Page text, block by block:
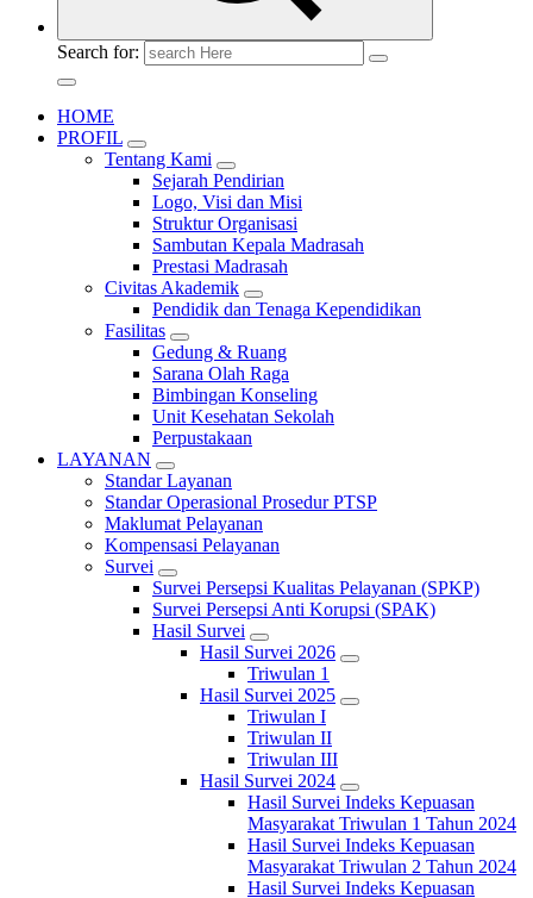
Search for:
HOME
PROFIL
Tentang Kami
Sejarah Pendirian
Logo, Visi dan Misi
Struktur Organisasi
Sambutan Kepala Madrasah
Prestasi Madrasah
Civitas Akademik
Pendidik dan Tenaga Kependidikan
Fasilitas
Gedung & Ruang
Sarana Olah Raga
Bimbingan Konseling
Unit Kesehatan Sekolah
Perpustakaan
LAYANAN
Standar Layanan
Standar Operasional Prosedur PTSP
Maklumat Pelayanan
Kompensasi Pelayanan
Survei
Survei Persepsi Kualitas Pelayanan (SPKP)
Survei Persepsi Anti Korupsi (SPAK)
Hasil Survei
Hasil Survei 2026
Triwulan 1
Hasil Survei 2025
Triwulan I
Triwulan II
Triwulan III
Hasil Survei 2024
Hasil Survei Indeks Kepuasan
Masyarakat Triwulan 1 Tahun 2024
Hasil Survei Indeks Kepuasan
Masyarakat Triwulan 2 Tahun 2024
Hasil Survei Indeks Kepuasan